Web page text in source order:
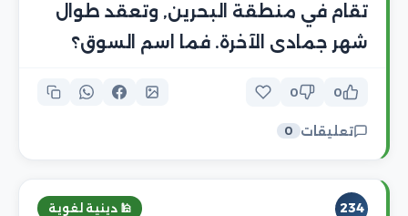
تقام في منطقة البحرين, وتعقد طوال
شهر جمادى الآخرة. فما اسم السوق؟
0
0
تعليقات 0
234 🕌 دينية لغوية